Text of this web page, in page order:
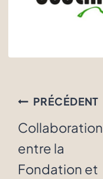
Navigation
de
l'article
PRÉCÉDENT
Collaboration
entre la
Fondation et